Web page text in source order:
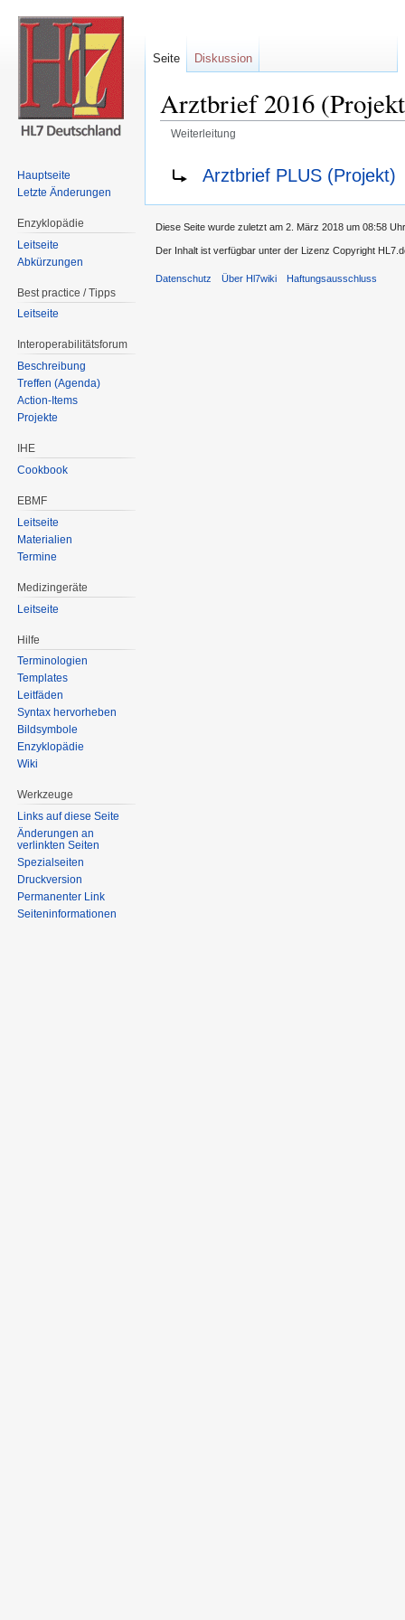
Arztbrief 2016
Weiterleitung
Weiterleitung nach:
Arztbrief PLUS (Projekt)
Seite Diskussion
Hauptseite
Letzte Änderungen
Enzyklopädie
Leitseite
Abkürzungen
Best practice / Tipps
Leitseite
Interoperabilitätsforum
Beschreibung
Treffen (Agenda)
Action-Items
Projekte
IHE
Cookbook
EBMF
Leitseite
Materialien
Termine
Medizingeräte
Leitseite
Hilfe
Terminologien
Templates
Leitfäden
Syntax hervorheben
Bildsymbole
Enzyklopädie
Wiki
Werkzeuge
Links auf diese Seite
Änderungen an
verlinkten Seiten
Spezialseiten
Druckversion
Permanenter Link
Seiten­informationen
Diese Seite wurde zuletzt am 2. März 2018 um 08:58
Der Inhalt ist verfügbar unter der Lizenz Copyright
Datenschutz Über Hl7wiki Haftungsausschluss